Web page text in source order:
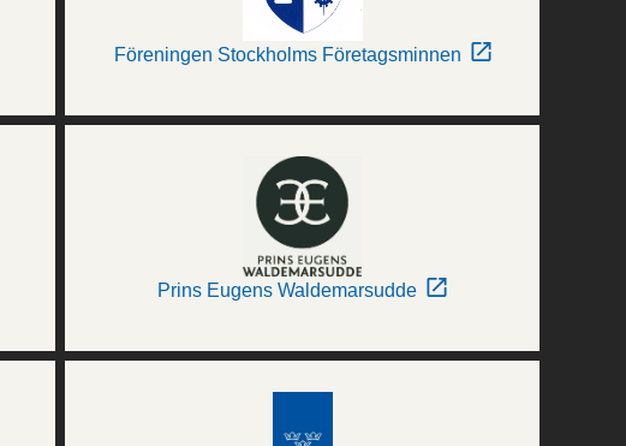
Föreningen Stockholms Företagsminnen
Prins Eugens Waldemarsudde